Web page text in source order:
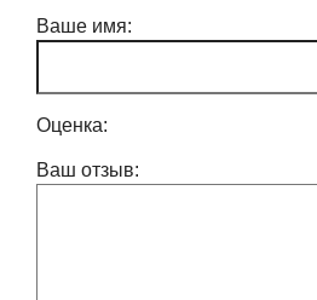
Ваше имя:
Оценка:
Ваш отзыв: